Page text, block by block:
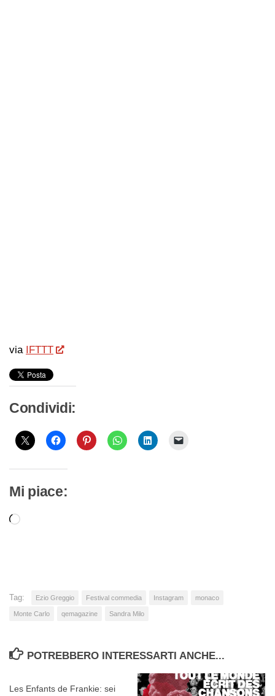
via IFTTT
Condividi:
Mi piace:
Caricamento
Tag: Ezio Greggio Festival commedia Instagram monaco
Monte Carlo qemagazine Sandra Milo
POTREBBERO INTERESSARTI ANCHE...
Les Enfants de Frankie: sei